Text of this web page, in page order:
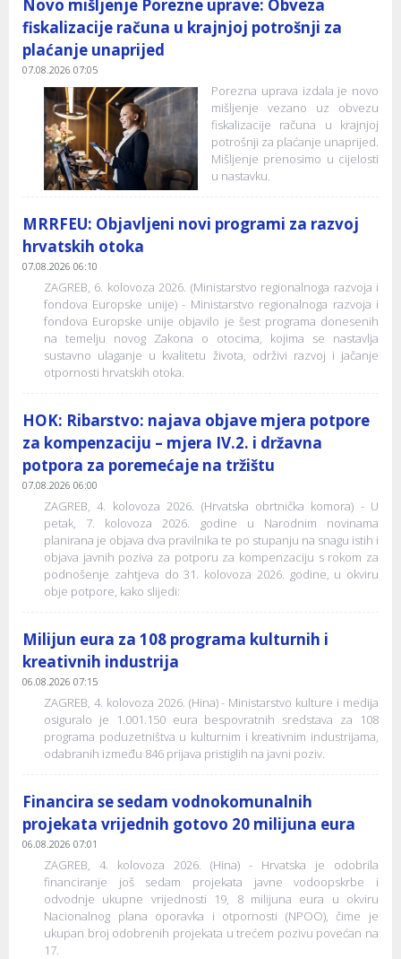
Novo mišljenje Porezne uprave: Obveza
fiskalizacije računa u krajnjoj potrošnji za
plaćanje unaprijed
07.08.2026 07:05
Porezna uprava izdala je novo
mišljenje vezano uz obvezu
fiskalizacije računa u krajnjoj
potrošnji za plaćanje unaprijed.
Mišljenje prenosimo u cijelosti
u nastavku.
MRRFEU: Objavljeni novi programi za razvoj
hrvatskih otoka
07.08.2026 06:10
ZAGREB, 6. kolovoza 2026. (Ministarstvo regionalnoga razvoja i
fondova Europske unije) - Ministarstvo regionalnoga razvoja i
fondova Europske unije objavilo je šest programa donesenih
na temelju novog Zakona o otocima, kojima se nastavlja
sustavno ulaganje u kvalitetu života, održivi razvoj i jačanje
otpornosti hrvatskih otoka.
HOK: Ribarstvo: najava objave mjera potpore
za kompenzaciju – mjera IV.2. i državna
potpora za poremećaje na tržištu
07.08.2026 06:00
ZAGREB, 4. kolovoza 2026. (Hrvatska obrtnička komora) - U
petak, 7. kolovoza 2026. godine u Narodnim novinama
planirana je objava dva pravilnika te po stupanju na snagu istih i
objava javnih poziva za potporu za kompenzaciju s rokom za
podnošenje zahtjeva do 31. kolovoza 2026. godine, u okviru
obje potpore, kako slijedi:
Milijun eura za 108 programa kulturnih i
kreativnih industrija
06.08.2026 07:15
ZAGREB, 4. kolovoza 2026. (Hina) - Ministarstvo kulture i medija
osiguralo je 1.001.150 eura bespovratnih sredstava za 108
programa poduzetništva u kulturnim i kreativnim industrijama,
odabranih između 846 prijava pristiglih na javni poziv.
Financira se sedam vodnokomunalnih
projekata vrijednih gotovo 20 milijuna eura
06.08.2026 07:01
ZAGREB, 4. kolovoza 2026. (Hina) - Hrvatska je odobrila
financiranje još sedam projekata javne vodoopskrbe i
odvodnje ukupne vrijednosti 19, 8 milijuna eura u okviru
Nacionalnog plana oporavka i otpornosti (NPOO), čime je
ukupan broj odobrenih projekata u trećem pozivu povećan na
17.